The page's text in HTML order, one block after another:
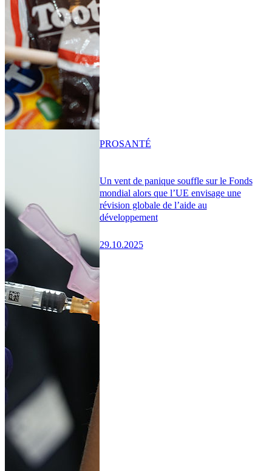
Un vent de panique souffle sur le Fonds
mondial alors que l’UE envisage une
révision globale de l’aide au
développement
29.10.2025
PROSANTÉ